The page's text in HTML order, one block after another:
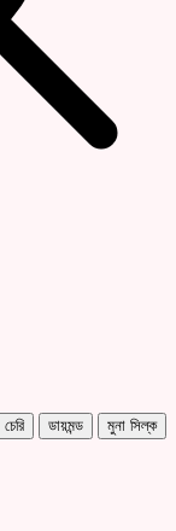
চেরি ডায়মন্ড
মুনা সিল্ক